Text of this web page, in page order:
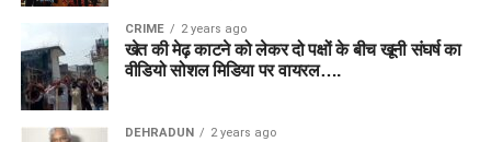
CRIME 2 years ago
खेत की मेढ़ काटने को लेकर दो पक्षों के बीच खूनी संघर्ष का
वीडियो सोशल मिडिया पर वायरल….
DEHRADUN 2 years ago